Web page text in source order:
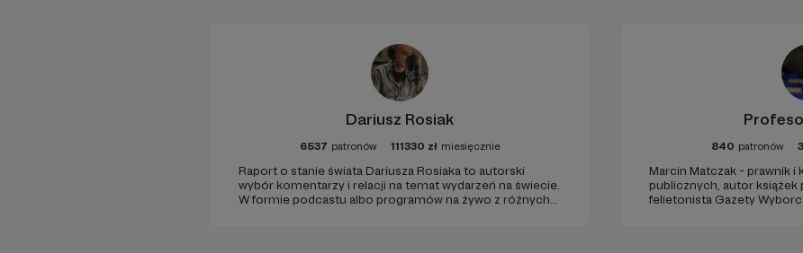
Dariusz Rosiak
6537 patronów 111330 zł miesięcznie
Raport o stanie świata Dariusza Rosiaka to autorski
wybór komentarzy i relacji na temat wydarzeń na świecie.
W formie podcastu albo programów na żywo z różnych
840 patronów
Marcin Matczak - prawnik
publicznych, autor książek
felietonista Gazety